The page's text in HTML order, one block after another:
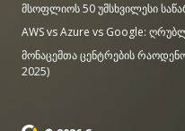
მსოფლიოს 50 უმსხვილესი
AWS vs Azure vs Google:
მონაცემთა ცენტრების
2025)